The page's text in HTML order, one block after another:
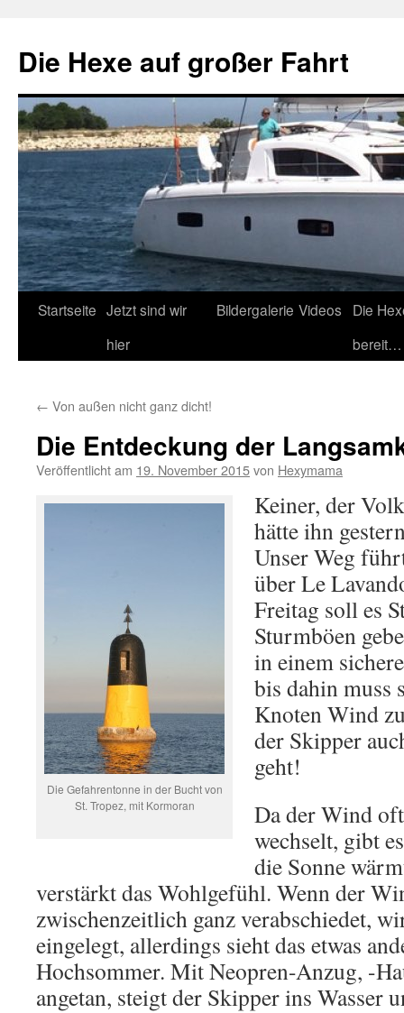
springen
Die Hexe auf großer Fahrt
Startseite Jetzt sind wir
hier
Bildergalerie Videos
Die
bereit…
← Von außen nicht ganz dicht!
Die Entdeckung der
Veröffentlicht am 19. November 2015von Hexymama
Die Gefahrentonne in der Bucht von
St. Tropez, mit Kormoran
Keiner, der
hätte ihn
Unser Weg
über Le
Freitag soll es
Sturmböen
in einem
bis dahin muss
Knoten Wind
der Skipper
geht!
Da der Wind
wechselt, gibt
die Sonne
verstärkt das Wohlgefühl. Wenn der
zwischenzeitlich ganz verabschiedet,
eingelegt, allerdings sieht das etwas
Hochsommer. Mit Neopren-Anzug, -
angetan, steigt der Skipper ins Wasser